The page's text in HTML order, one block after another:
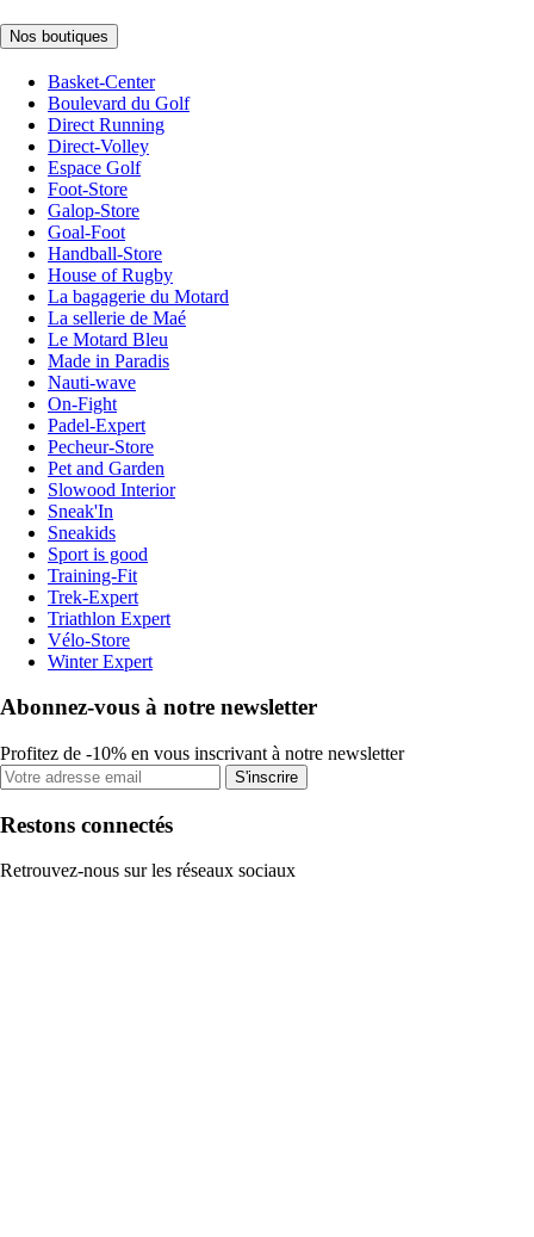
Nos boutiques
Basket-Center
Boulevard du Golf
Direct Running
Direct-Volley
Espace Golf
Foot-Store
Galop-Store
Goal-Foot
Handball-Store
House of Rugby
La bagagerie du Motard
La sellerie de Maé
Le Motard Bleu
Made in Paradis
Nauti-wave
On-Fight
Padel-Expert
Pecheur-Store
Pet and Garden
Slowood Interior
Sneak'In
Sneakids
Sport is good
Training-Fit
Trek-Expert
Triathlon Expert
Vélo-Store
Winter Expert
Abonnez-vous à notre newsletter
Profitez de -10% en vous inscrivant à notre newsletter
S'inscrire
Restons connectés
Retrouvez-nous sur les réseaux sociaux